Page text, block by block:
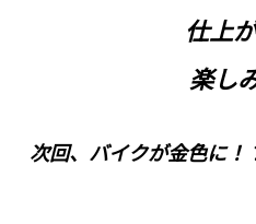
仕上
楽し
次回、バイクが金色に！